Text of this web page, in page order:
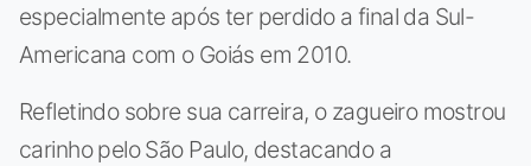
especialmente após ter perdido a final da Sul-
Americana com o Goiás em 2010.
Refletindo sobre sua carreira, o zagueiro mostrou
carinho pelo São Paulo, destacando a